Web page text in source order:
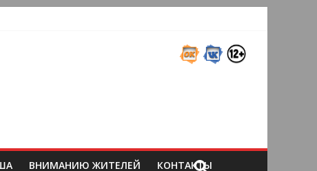
ВНИМАНИЮ ЖИТЕЛЕЙ КОНТАКТЫ